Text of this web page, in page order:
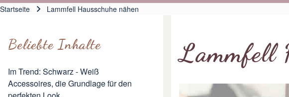
Startseite Lammfell Hausschuhe nähen
Beliebte Inhalte
Im Trend: Schwarz - Weiß
Accessoires, die Grundlage für den
Lammfell